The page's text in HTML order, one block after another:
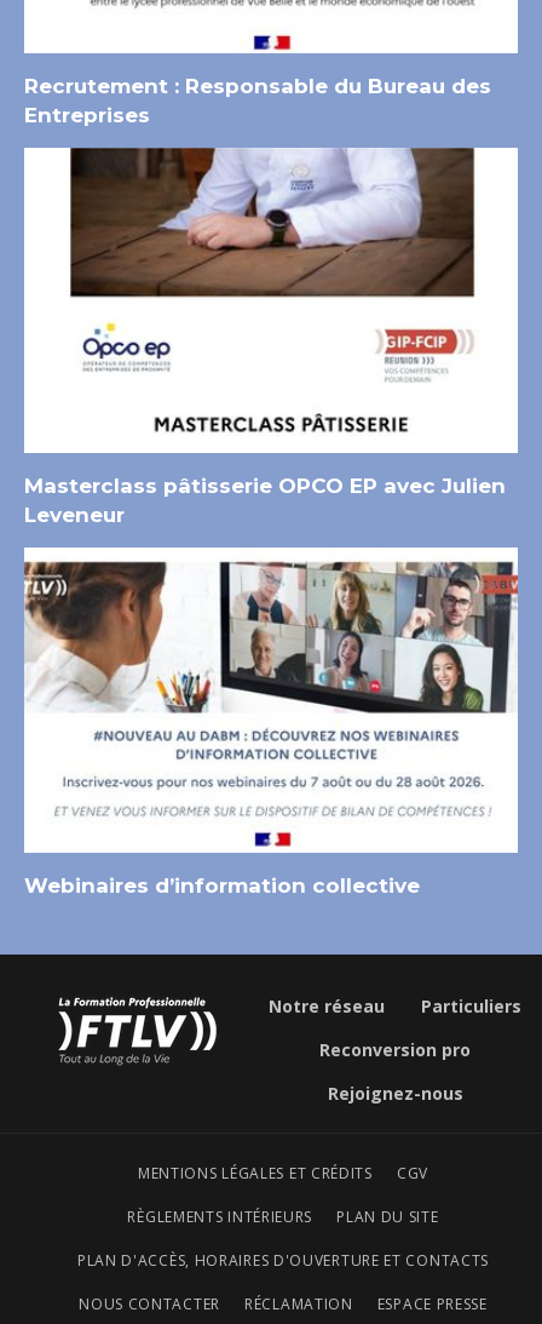
Recrutement : Responsable du Bureau des
Entreprises
Masterclass pâtisserie OPCO EP avec Julien
Leveneur
Webinaires d’information collective
Notre réseau
Particuliers
Reconversion pro
Rejoignez-nous
MENTIONS LÉGALES ET CRÉDITS CGV
RÈGLEMENTS INTÉRIEURS PLAN DU SITE
PLAN D'ACCÈS, HORAIRES D'OUVERTURE ET CONTACTS
NOUS CONTACTER RÉCLAMATION ESPACE PRESSE